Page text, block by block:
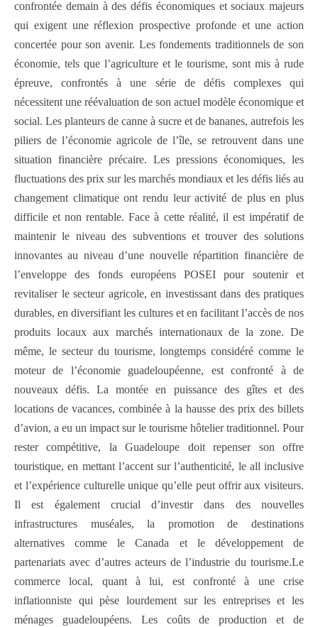
confrontée demain à des défis économiques et sociaux majeurs
qui exigent une réflexion prospective profonde et une action
concertée pour son avenir. Les fondements traditionnels de son
économie, tels que l’agriculture et le tourisme, sont mis à rude
épreuve, confrontés à une série de défis complexes qui
nécessitent une réévaluation de son actuel modèle économique et
social. Les planteurs de canne à sucre et de bananes, autrefois les
piliers de l’économie agricole de l’île, se retrouvent dans une
situation financière précaire. Les pressions économiques, les
fluctuations des prix sur les marchés mondiaux et les défis liés au
changement climatique ont rendu leur activité de plus en plus
difficile et non rentable. Face à cette réalité, il est impératif de
maintenir le niveau des subventions et trouver des solutions
innovantes au niveau d’une nouvelle répartition financière de
l’enveloppe des fonds européens POSEI pour soutenir et
revitaliser le secteur agricole, en investissant dans des pratiques
durables, en diversifiant les cultures et en facilitant l’accès de nos
produits locaux aux marchés internationaux de la zone. De
même, le secteur du tourisme, longtemps considéré comme le
moteur de l’économie guadeloupéenne, est confronté à de
nouveaux défis. La montée en puissance des gîtes et des
locations de vacances, combinée à la hausse des prix des billets
d’avion, a eu un impact sur le tourisme hôtelier traditionnel. Pour
rester compétitive, la Guadeloupe doit repenser son offre
touristique, en mettant l’accent sur l’authenticité, le all inclusive
et l’expérience culturelle unique qu’elle peut offrir aux visiteurs.
Il est également crucial d’investir dans des nouvelles
infrastructures muséales, la promotion de destinations
alternatives comme le Canada et le développement de
partenariats avec d’autres acteurs de l’industrie du tourisme.Le
commerce local, quant à lui, est confronté à une crise
inflationniste qui pèse lourdement sur les entreprises et les
ménages guadeloupéens. Les coûts de production et de